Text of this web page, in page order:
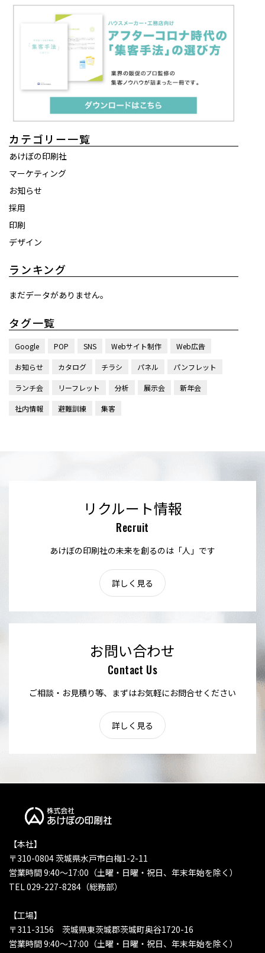
カテゴリー一覧
あけぼの印刷社
マーケティング
お知らせ
採用
印刷
デザイン
ランキング
まだデータがありません。
タグ一覧
Google POP SNS Webサイト制作 Web広告
お知らせ カタログ チラシ パネル パンフレット
ランチ会 リーフレット 分析 展示会 新年会
社内情報 避難訓練 集客
リクルート情報
Recruit
あけぼの印刷社の未来を創るのは「人」です
詳しく見る
お問い合わせ
Contact Us
ご相談・お見積り等、まずはお気軽にお問合せください
詳しく見る
【本社】
〒310-0804 茨城県水戸市白梅1-2-11
営業時間 9:40〜17:00（土曜・日曜・祝日、年末年始を除く）
TEL 029-227-8284（総務部）
【工場】
〒311-3156 茨城県東茨城郡茨城町奥谷1720-16
営業時間 9:40〜17:00（土曜・日曜・祝日、年末年始を除く）